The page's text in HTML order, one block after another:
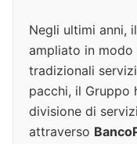
Negli ultimi anni,
ampliato in
tradizionali
pacchi, il Gruppo
divisione di
attraverso